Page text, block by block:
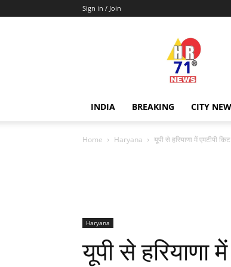
Sign in / Join
Hr71news
INDIA BREAKING CITY
Home Haryana यूपी से हरियाणा में एमटीपी
Haryana
यूपी से हरियाणा